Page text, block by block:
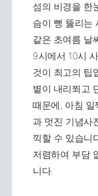
섬의 비경을 한
슴이 뻥 뚫리는
같은 초여름 날
9시에서 10시
것이 최고의 팁
볕이 내리쬐고
때문에, 아침
과 멋진 기념사
끽할 수 있습니
저렴하여 부담
니다.